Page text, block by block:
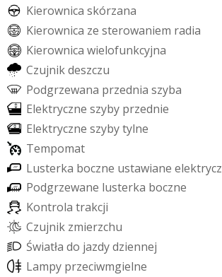
Kierownica skórzana
Kierownica ze sterowaniem radia
Kierownica wielofunkcyjna
Czujnikdeszczu
Podgrzewana przednia szyba
Elektryczne szyby przednie
Elektryczne szybytylne
Tempomat
Lusterka boczne ustawiane elektrycz
Podgrzewane lusterka boczne
Kontrola trakcji
Czujnik zmierzchu
Światła do jazdydziennej
Lampy przeciwmgielne